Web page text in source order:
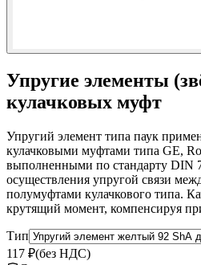
Упругие элементы
кулачковых муфт
Упругий элемент типа паук
кулачковыми муфтами типа GE,
выполненными по стандарту DIN
осуществления упругой связи
полумуфтами кулачкового типа.
крутящий момент, компенсируя
Тип
117 ₽(без НДС)